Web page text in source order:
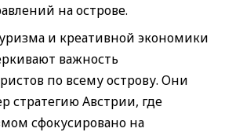
на острове.
и креативной экономики
важность
по всему острову. Они
стратегию Австрии, где
сфокусировано на